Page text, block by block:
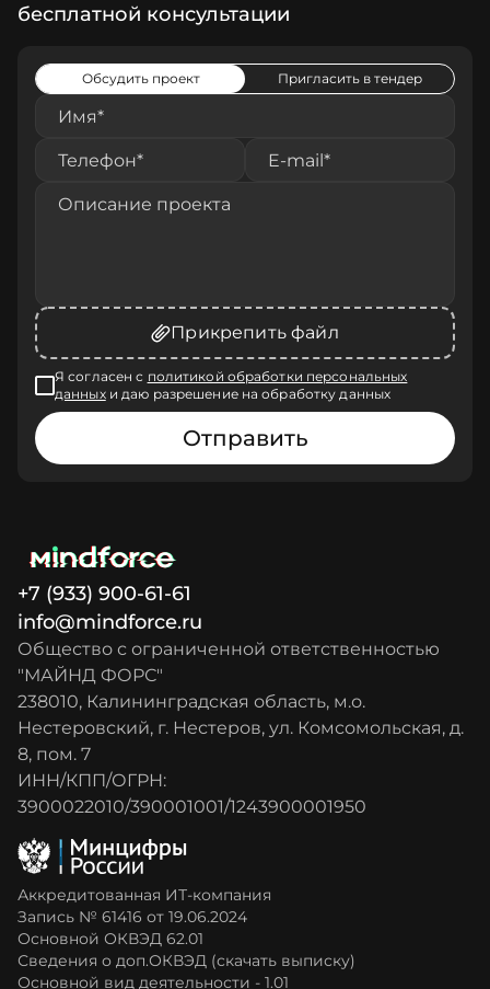
бесплатной консультации
Обсудить проект Пригласить в тендер
Прикрепить файл
Я согласен с политикой обработки персональных
данныхи даю разрешение на обработку данных
Отправить
+7 (933) 900-61-61
info@mindforce.ru
Общество с ограниченной ответственностью
"МАЙНД ФОРС"
238010, Калининградская область, м.о.
Нестеровский, г. Нестеров, ул. Комсомольская, д.
8, пом. 7
ИНН/КПП/ОГРН:
3900022010/390001001/1243900001950
Аккредитованная ИТ-компания
Запись № 61416 от 19.06.2024
Основной ОКВЭД 62.01
Сведения о доп.ОКВЭД (скачать выписку)
Основной вид деятельности - 1.01